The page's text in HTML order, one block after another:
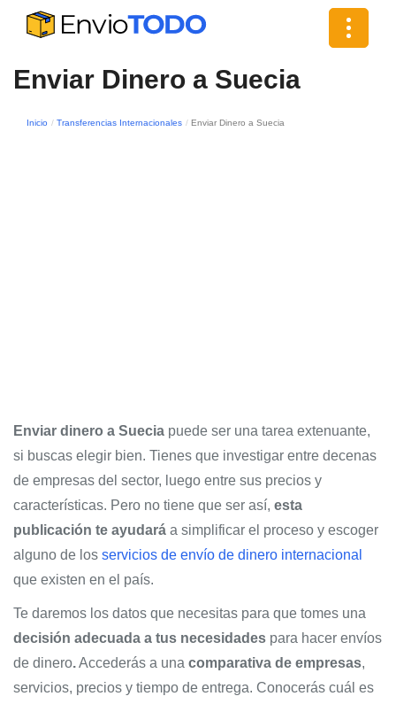
Toggle
Enviar Dinero a Suecia
Inicio Transferencias Internacionales Enviar Dinero a Suecia
Enviar dinero a Suecia puede ser una tarea extenuante,
si buscas elegir bien. Tienes que investigar entre decenas
de empresas del sector, luego entre sus precios y
características. Pero no tiene que ser así, esta
publicación te ayudará a simplificar el proceso y escoger
alguno de los servicios de envío de dinero internacional
que existen en el país.
Te daremos los datos que necesitas para que tomes una
decisión adecuada a tus necesidades para hacer envíos
de dinero.Accederás a una comparativa de empresas,
servicios, precios y tiempo de entrega. Conocerás cuál es